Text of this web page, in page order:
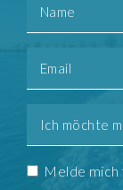
bilder
Consent
Melde